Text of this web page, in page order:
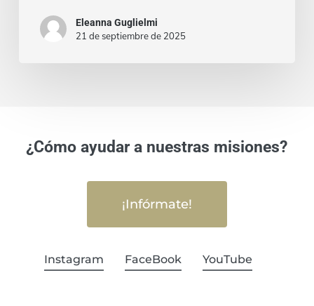
Eleanna Guglielmi
21 de septiembre de 2025
¿Cómo ayudar a nuestras misiones?
¡Infórmate!
Instagram FaceBook YouTube